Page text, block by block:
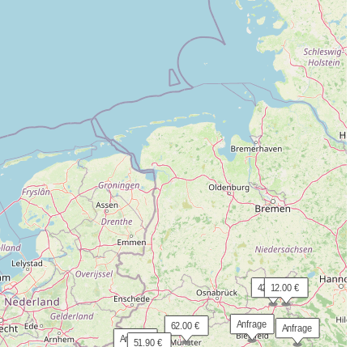
51.90 €
Anfrage Anfrage
42.50 €
Anfrage
62.00 €
12.00 €